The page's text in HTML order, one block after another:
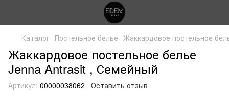
Каталог Постельное белье Жаккардовое постельное
Жаккардовое постельное белье
Jenna Antrasit , Семейный
Артикул: 00000038062 Оставить отзыв